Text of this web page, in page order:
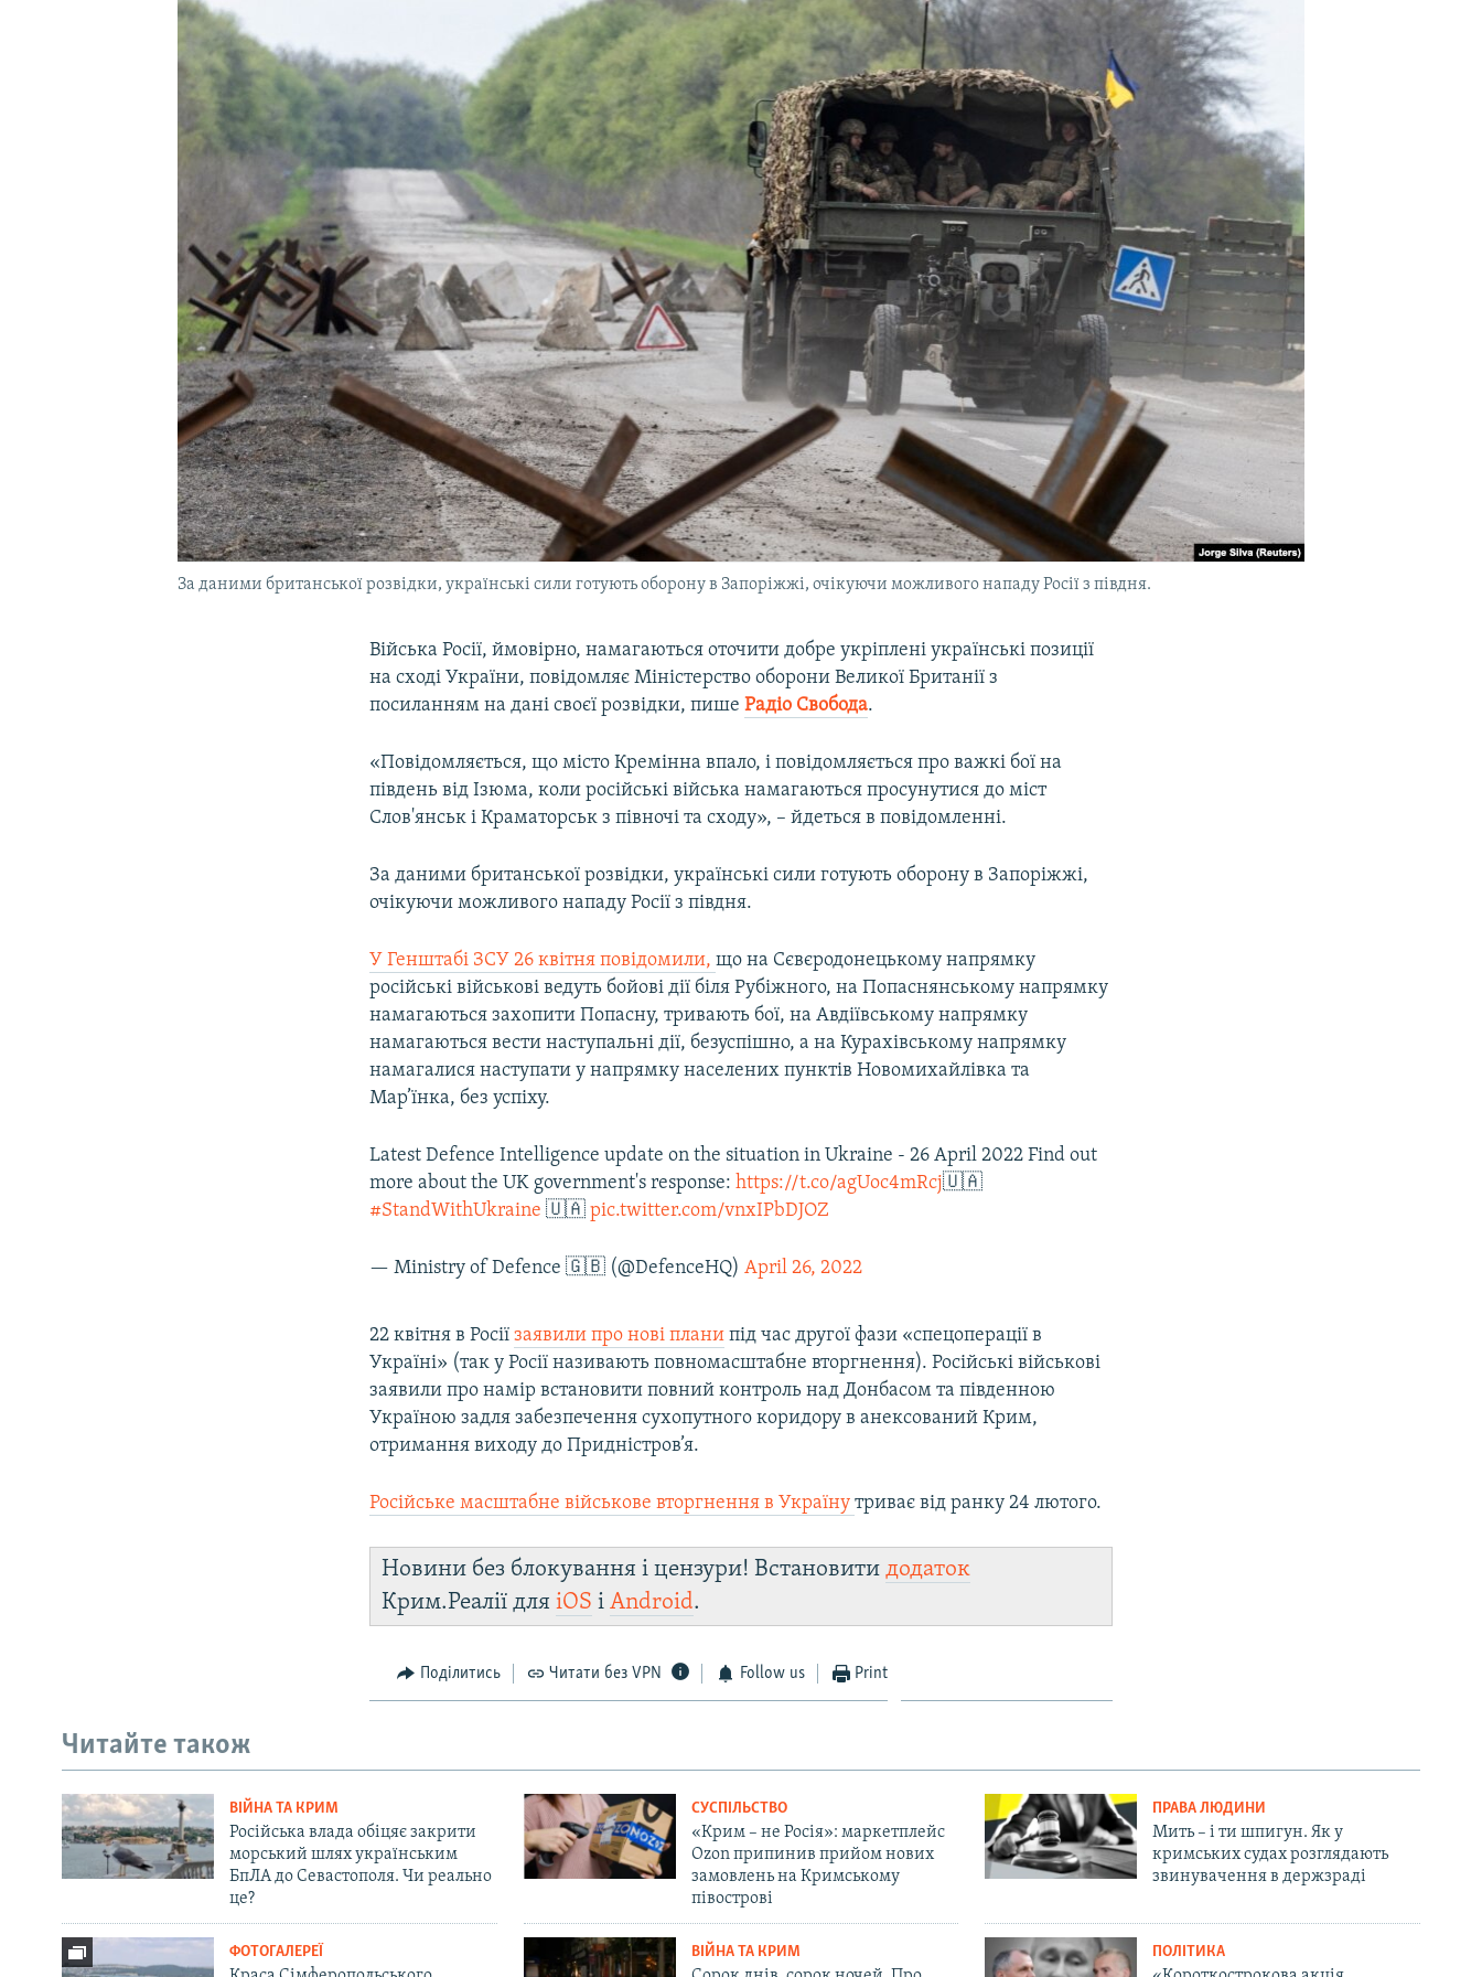
УКРАЇНСЬКА ПРОБЛЕМА КРИМУ
За даними британської розвідки, українські сили готують оборону в Запоріжжі, очікуючи можливого нападу Росії з півдня.
Війська Росії, ймовірно, намагаються оточити добре укріплені українські позиції
на сході України, повідомляє Міністерство оборони Великої Британії з
посиланням на дані своєї розвідки, пишеРадіо Свобода.
«Повідомляється, що місто Кремінна впало, і повідомляється про важкі бої на
південь від Ізюма, коли російські війська намагаються просунутися до міст
Слов'янськ і Краматорськ з півночі та сходу», – йдеться в повідомленні.
За даними британської розвідки, українські сили готують оборону в Запоріжжі,
очікуючи можливого нападу Росії з півдня.
У Генштабі ЗСУ 26 квітня повідомили,що на Сєвєродонецькому напрямку
російські військові ведуть бойові дії біля Рубіжного, на Попаснянському напрямку
намагаються захопити Попасну, тривають бої, на Авдіївському напрямку
намагаються вести наступальні дії, безуспішно, а на Курахівському напрямку
намагалися наступати у напрямку населених пунктів Новомихайлівка та
Мар’їнка, без успіху.
Latest Defence Intelligence update on the situation in Ukraine - 26 April 2022 Find out
more about the UK government's response:https://t.co/agUoc4mRcj🇺🇦
#StandWithUkraine 🇺🇦pic.twitter.com/vnxIPbDJOZ
— Ministry of Defence 🇬🇧 (@DefenceHQ)April 26, 2022
22 квітня в Росіїзаявили про нові плани під час другої фази «спецоперації в
Україні» (так у Росії називають повномасштабне вторгнення). Російські військові
заявили про намір встановити повний контроль над Донбасом та південною
Україною задля забезпечення сухопутного коридору в анексований Крим,
отримання виходу до Придністров’я.
Російське масштабне військове вторгнення в Українутриває від ранку 24 лютого.
Новини без блокування і цензури! Встановитидодаток
Крим.Реалії дляiOS іAndroid.
Поділитись Читати без VPN Follow us Print
Читайте також
ВІЙНА ТА КРИМ
Російська влада обіцяє закрити
морський шлях українським
БпЛА до Севастополя. Чи реально
це?
СУСПІЛЬСТВО
«Крим – не Росія»: маркетплейс
Ozon припинив прийом нових
замовлень на Кримському
півострові
ПРАВА ЛЮДИНИ
Мить – і ти шпигун. Як у
кримських судах розглядають
звинувачення в держзраді
ФОТОГАЛЕРЕЇ ВІЙНА ТА КРИМ ПОЛІТИКА